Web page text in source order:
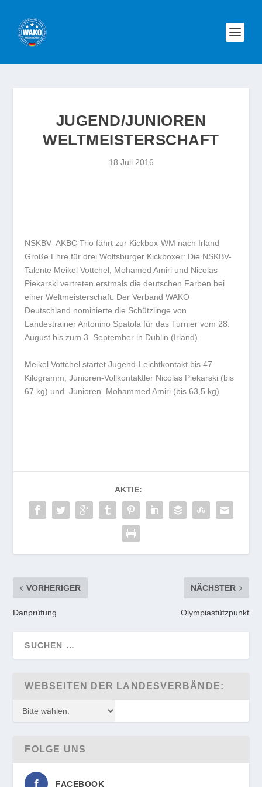
JUGEND/JUNIOREN
WELTMEISTERSCHAFT
18 Juli 2016
NSKBV- AKBC Trio fährt zur Kickbox-WM nach Irland
Große Ehre für drei Wolfsburger Kickboxer: Die NSKBV-
Talente Meikel Vottchel, Mohamed Amiri und Nicolas
Piekarski vertreten erstmals die deutschen Farben bei
einer Weltmeisterschaft. Der Verband WAKO
Deutschland nominierte die Schützlinge von
Landestrainer Antonino Spatola für das Turnier vom 28.
August bis zum 3. September in Dublin (Irland).
Meikel Vottchel startet Jugend-Leichtkontakt bis 47
Kilogramm, Junioren-Vollkontaktler Nicolas Piekarski (bis
67 kg) und Junioren Mohammed Amiri (bis 63,5 kg)
AKTIE:
VORHERIGER
Danprüfung
NÄCHSTER
Olympiastützpunkt
WEBSEITEN DER LANDESVERBÄNDE:
FOLGE UNS
FACEBOOK